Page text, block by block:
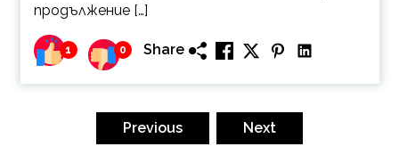
продължение […]
1 0 Share
paginationPrevious Next